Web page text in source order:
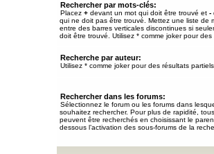
Rechercher par mots-clés:
Placez + devant un mot qui doit être trouvé et -
qui ne doit pas être trouvé. Mettez une liste de
entre des barres verticales discontinues si
doit être trouvé. Utilisez * comme joker pour des
Recherche par auteur:
Utilisez * comme joker pour des résultats partiels.
Rechercher dans les forums:
Sélectionnez le forum ou les forums dans
souhaitez rechercher. Pour plus de rapidité,
peuvent être recherchés en choisissant le
dessous l’activation des sous-forums de la